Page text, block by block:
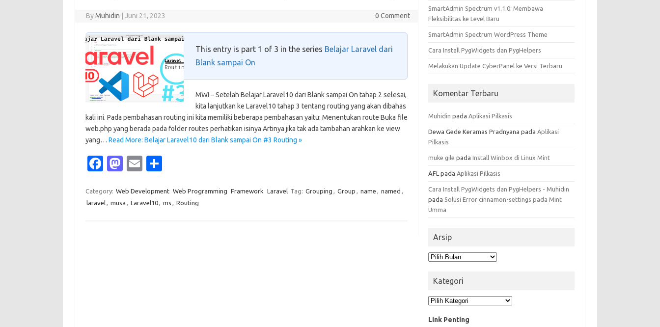
ByMuhidin Juni 21, 2023 0 Comment
This entry is part 1 of 3 in the series Belajar Laravel dari
Blank sampai On
MWI – Setelah Belajar Laravel10 dari Blank sampai On tahap 2 selesai,
kita lanjutkan ke Laravel10 tahap 3 tentang routing yang akan dibahas
kali ini. Pada pembahasan routing ini kita memiliki beberapa pembahasan yaitu: Menentukan route Buka file
web.php yang berada pada folder routes perhatikan isinya Artinya jika tak ada tambahan arahkan ke view
yang… Read More: Belajar Laravel10 dari Blank sampai On #3 Routing »
Fa
e
b
M
t
o
E
ail ar
e
Category: Web Development Web Programming Framework Laravel Tag: Grouping , Group , name , named ,
laravel, musa , Laravel10, ms , Routing
SmartAdmin Spectrum v1.1.0: Membawa
Fleksibilitas ke Level Baru
SmartAdmin Spectrum WordPress Theme
Cara Install PygWidgets dan PygHelpers
Melakukan Update CyberPanel ke Versi Terbaru
Komentar Terbaru
Muhidin padaAplikasi Pilkasis
Dewa Gede Keramas Pradnyana padaAplikasi
Pilkasis
muke gile padaInstall Winbox di Linux Mint
AFL padaAplikasi Pilkasis
Cara Install PygWidgets dan PygHelpers - Muhidin
pada Solusi Error cinnamon-settings pada Mint
Umma
Arsip
Arsip
Kategori
Kategori
Link Penting